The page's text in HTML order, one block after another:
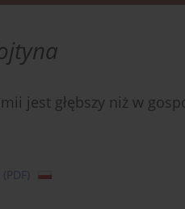
jest głębszy niż w
(PDF)